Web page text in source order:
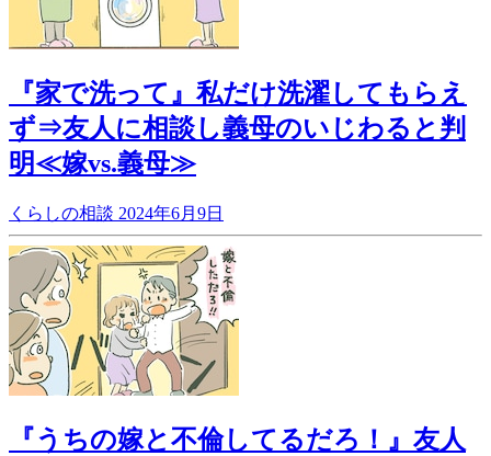
『家で洗って』私だけ洗濯してもらえ
ず⇒友人に相談し義母のいじわると判
明≪嫁vs.義母≫
くらしの相談 2024年6月9日
『うちの嫁と不倫してるだろ！』友人